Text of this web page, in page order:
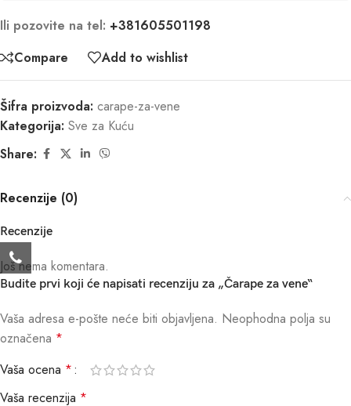
Ili pozovite na tel: +381605501198
Compare
Add to wishlist
Šifra proizvoda: carape-za-vene
Kategorija: Sve za Kuću
Share:
Recenzije (0)
Recenzije
Još nema komentara.
Budite prvi koji će napisati recenziju za „Čarape za vene“
Vaša adresa e-pošte neće biti objavljena. Neophodna polja su
označena *
Vaša ocena *
Vaša recenzija *